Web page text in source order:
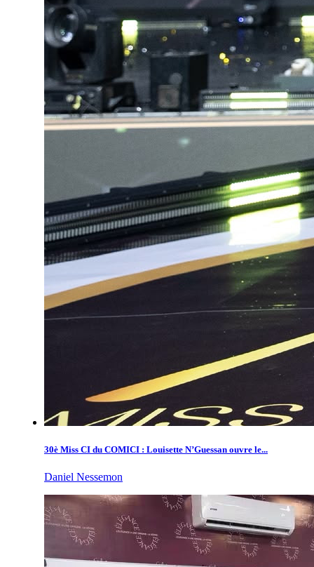
30è Miss CI du COMICI : Louisette N’Guessan ouvre le...
Daniel Nessemon